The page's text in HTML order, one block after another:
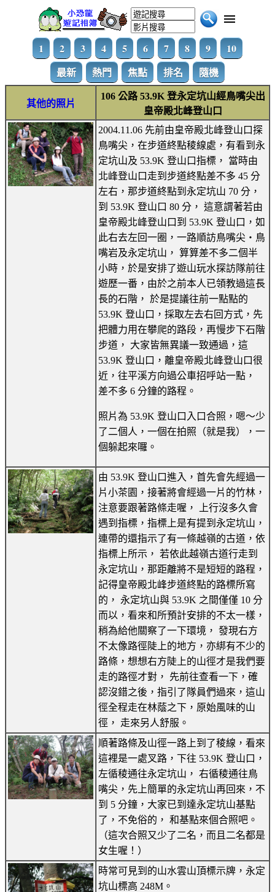
1 2 3 4 5 6 7 8 9
10
最新
熱門 焦點 排名 隨機
其他的照片
106 公路 53.9K 登永定坑山經鳥嘴尖出
皇帝殿北峰登山口
2004.11.06 先前由皇帝殿北峰登山口探
鳥嘴尖，在步道終點稜線處，有看到永
定坑山及 53.9K 登山口指標， 當時由
北峰登山口走到步道終點差不多 45 分
左右，那步道終點到永定坑山 70 分，
到 53.9K 登山口 80 分， 這意謂著若由
皇帝殿北峰登山口到 53.9K 登山口，如
此右去左回一圈，一路順訪鳥嘴尖‧鳥
嘴岩及永定坑山， 算算差不多二個半
小時，於是安排了遊山玩水探訪隊前往
遊歷一番，由於之前本人已領教過這長
長的石階， 於是提議往前一點點的
53.9K 登山口，採取左去右回方式，先
把體力用在攀爬的路段，再慢步下石階
步道， 大家皆無異議一致通過，這
53.9K 登山口，離皇帝殿北峰登山口很
近，往平溪方向過公車招呼站一點，
差不多 6 分鐘的路程。
照片為 53.9K 登山口入口合照，嗯～少
了二個人，一個在拍照（就是我），一
個躲起來囉。
由 53.9K 登山口進入，首先會先經過一
片小茶園，接著將會經過一片的竹林，
注意要跟著路條走喔， 上行沒多久會
遇到指標，指標上是有提到永定坑山，
連帶的還指示了有一條越嶺的古道，依
指標上所示， 若依此越嶺古道行走到
永定坑山，那距離將不是短短的路程，
記得皇帝殿北峰步道終點的路標所寫
的， 永定坑山與 53.9K 之間僅僅 10 分
而以，看來和所預計安排的不太一樣，
稍為給他關察了一下環境， 發現右方
不太像路徑陡上的地方，亦綁有不少的
路條，想想右方陡上的山徑才是我們要
走的路徑才對， 先前往查看一下，確
認沒錯之後，指引了隊員們過來，這山
徑全程走在林蔭之下，原始風味的山
徑， 走來另人舒服。
順著路條及山徑一路上到了稜線，看來
這裡是一處叉路，下往 53.9K 登山口，
左循稜通往永定坑山， 右循稜通往鳥
嘴尖，先上簡單的永定坑山再回來，不
到 5 分鐘，大家已到達永定坑山基點
了，不免俗的， 和基點來個合照吧。
（這次合照又少了二名，而且二名都是
女生喔！）
時常可見到的山水雲山頂標示牌，永定
坑山標高 248M。